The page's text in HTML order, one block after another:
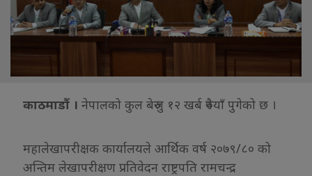
काठमाडौं । नेपालको कुल बेरुजु १२ खर्ब रुपैयाँ पुगेको छ ।
महालेखापरीक्षक कार्यालयले आर्थिक वर्ष २०७९/८० को
अन्तिम लेखापरीक्षण प्रतिवेदन राष्ट्रपति रामचन्द्र